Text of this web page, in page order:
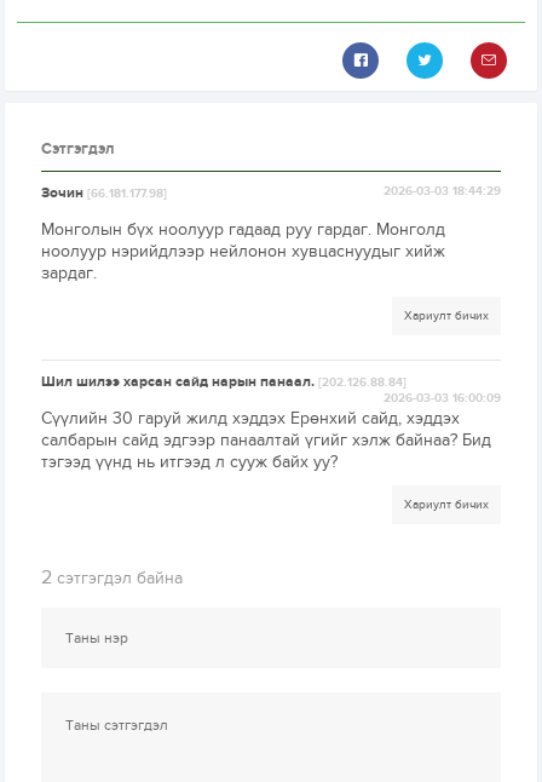
Сэтгэгдэл
Зочин[66.181.177.98] 2026-03-03 18:44:29
Монголын бүх ноолуур гадаад руу гардаг. Монголд
ноолуур нэрийдлээр нейлонон хувцаснуудыг хийж
зардаг.
Хариулт бичих
Шил шилээ харсан сайд нарын панаал.[202.126.88.84]
2026-03-03 16:00:09
Сүүлийн 30 гаруй жилд хэддэх Ерөнхий сайд, хэддэх
салбарын сайд эдгээр панаалтай үгийг хэлж байнаа? Бид
тэгээд үүнд нь итгээд л сууж байх уу?
Хариулт бичих
2 сэтгэгдэл байна